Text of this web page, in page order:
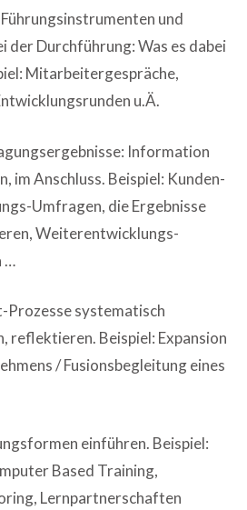
und
der Durchführung: Was es dabei
Mitarbeitergespräche,
u.Ä.
Information
im Anschluss. Beispiel: Kunden-
Umfragen, die Ergebnisse
Weiterentwicklungs-
…
Prozesse systematisch
reflektieren. Beispiel: Expansion
/ Fusionsbegleitung eines
einführen. Beispiel:
Based Training,
Lernpartnerschaften